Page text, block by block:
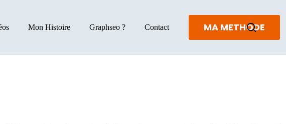
Mon Histoire Graphseo ? Contact MA METHODE